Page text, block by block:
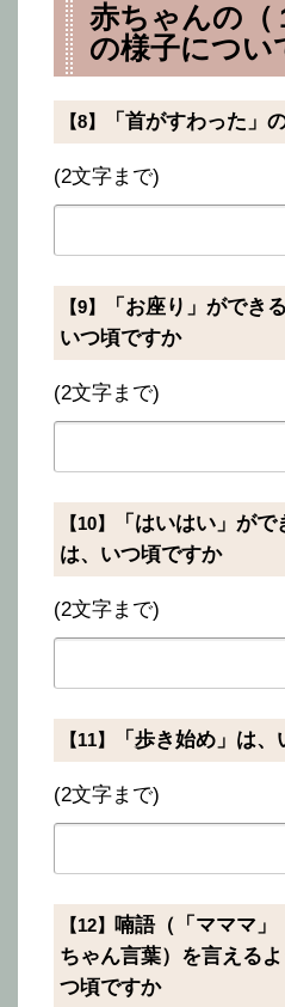
赤ちゃんの（
の様子につい
【8】 「首がすわった」
(2文字まで)
【9】
「お座り」ができ
いつ頃ですか
(2文字まで)
【10】
「はいはい」が
は、いつ頃ですか
(2文字まで)
【11】 「歩き始め」は
(2文字まで)
【12】 喃語（「マママ」
ちゃん言葉）を言える
つ頃ですか